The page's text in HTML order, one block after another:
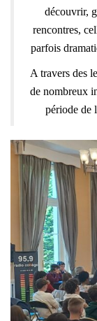
découvrir,
rencontres,
parfois
A travers des
de nombreux
période de